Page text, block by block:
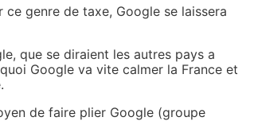
genre de taxe, Google se laissera
que se diraient les autres pays a
Google va vite calmer la France et
de faire plier Google (groupe